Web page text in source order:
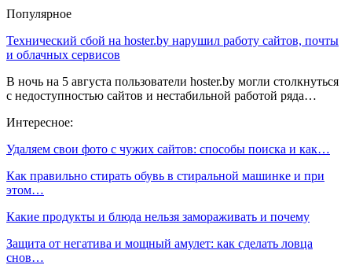
Популярное
Технический сбой на hoster.by нарушил работу сайтов, почты
и облачных сервисов
В ночь на 5 августа пользователи hoster.by могли столкнуться
с недоступностью сайтов и нестабильной работой ряда…
Интересное:
Удаляем свои фото с чужих сайтов: способы поиска и как…
Как правильно стирать обувь в стиральной машинке и при
этом…
Какие продукты и блюда нельзя замораживать и почему
Защита от негатива и мощный амулет: как сделать ловца
снов…